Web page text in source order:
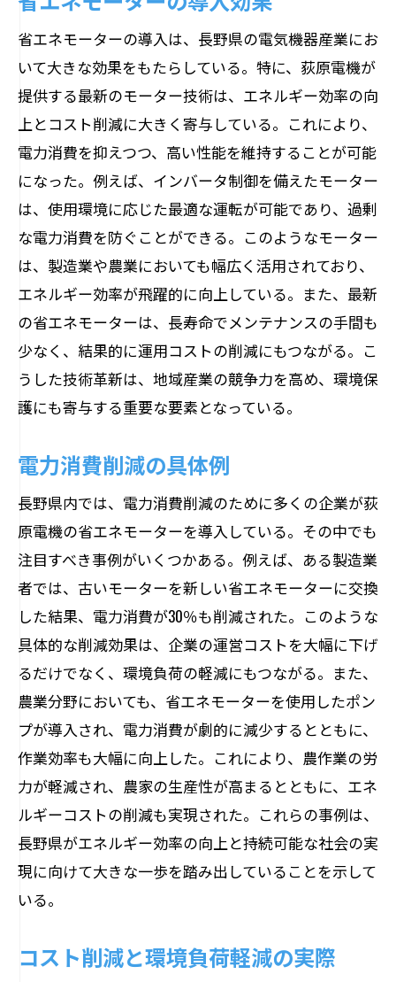
省エネモーターの導入は、長野県の電気機器産業にお
いて大きな効果をもたらしている。特に、荻原電機が
提供する最新のモーター技術は、エネルギー効率の向
上とコスト削減に大きく寄与している。これにより、
電力消費を抑えつつ、高い性能を維持することが可能
になった。例えば、インバータ制御を備えたモーター
は、使用環境に応じた最適な運転が可能であり、過剰
な電力消費を防ぐことができる。このようなモーター
は、製造業や農業においても幅広く活用されており、
エネルギー効率が飛躍的に向上している。また、最新
の省エネモーターは、長寿命でメンテナンスの手間も
少なく、結果的に運用コストの削減にもつながる。こ
うした技術革新は、地域産業の競争力を高め、環境保
護にも寄与する重要な要素となっている。
電力消費削減の具体例
長野県内では、電力消費削減のために多くの企業が荻
原電機の省エネモーターを導入している。その中でも
注目すべき事例がいくつかある。例えば、ある製造業
者では、古いモーターを新しい省エネモーターに交換
した結果、電力消費が30％も削減された。このような
具体的な削減効果は、企業の運営コストを大幅に下げ
るだけでなく、環境負荷の軽減にもつながる。また、
農業分野においても、省エネモーターを使用したポン
プが導入され、電力消費が劇的に減少するとともに、
作業効率も大幅に向上した。これにより、農作業の労
力が軽減され、農家の生産性が高まるとともに、エネ
ルギーコストの削減も実現された。これらの事例は、
長野県がエネルギー効率の向上と持続可能な社会の実
現に向けて大きな一歩を踏み出していることを示して
いる。
コスト削減と環境負荷軽減の実際